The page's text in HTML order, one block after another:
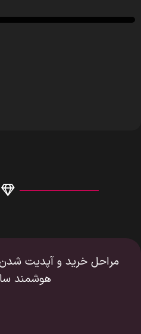
مراحل خرید و آپدیت
هوشمند سال